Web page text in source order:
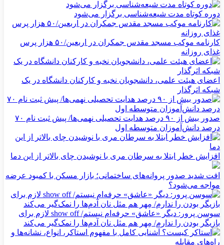
دوره کوتاه مدت شیعه‌شناسی برگزار می‌شود
کارنامه موکب مسجد مقدس جمکران در اربعین/۵۰ هزار پرس
غذای روزانه
اعضای هیئت علمی، دانشجویان نخبه و کارکنان دانشگاه در یک
شبکه‌ اثرگذار
صدور بیش از ۹۰ درصد هدایت تحصیلی نهمی‌ها/ پیش ثبت نام ۷۰
درصد دانش‌آموزان متوسطه اول
افزایش خطر ابتلا به سرطان مری با نوشیدن چای بالاتر از این دما
افت شدید صدور پروانه‌های ساختمانی؛ بازار مسکن با کمبود عرضه
مواجه می‌شود؟
سوسن پرور: دیگر «عاشق» حرفه‌ام نیستم/ show off لازم برای
بازیگر بودن را ندارم/ مِهر هم مثل نان آدم‌ها را نمک‌گیر می‌کند